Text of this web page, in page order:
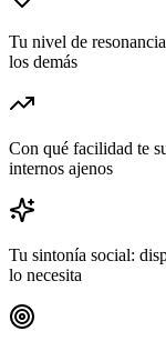
Tu nivel de
los demás
Con qué facilidad te
internos ajenos
Tu sintonía social:
lo necesita